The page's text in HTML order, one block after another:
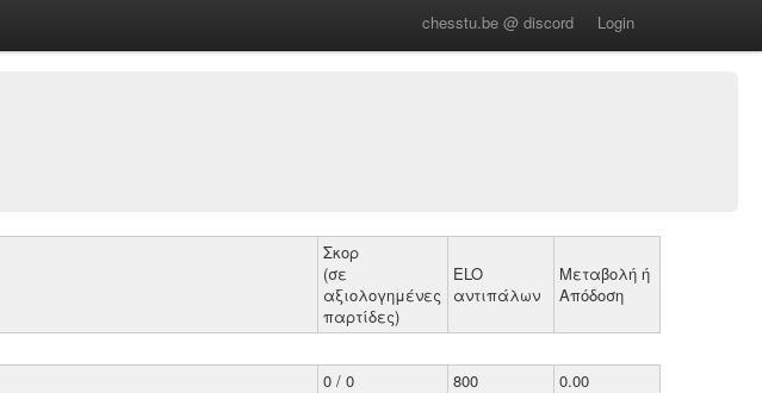
chesstu.be @ discord Login
Σκορ
(σε
αξιολογημένες
παρτίδες)
ELO
αντιπάλων
Μεταβολή ή
Απόδοση
0 / 0 800
0.00